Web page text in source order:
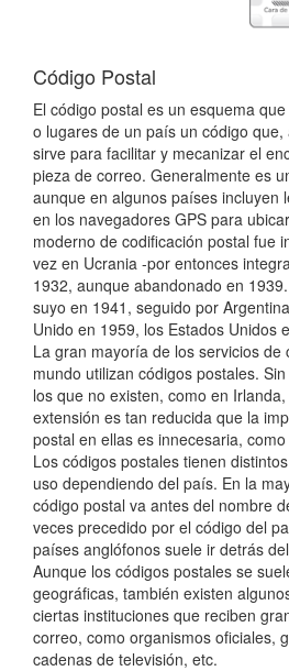
Código Postal
El código postal es un esquema
o lugares de un país un código
sirve para facilitar y mecanizar el
pieza de correo. Generalmente es
aunque en algunos países incluyen
en los navegadores GPS para
moderno de codificación postal fue
vez en Ucrania -por entonces
1932, aunque abandonado en
suyo en 1941, seguido por
Unido en 1959, los Estados Unidos
La gran mayoría de los servicios de
mundo utilizan códigos postales.
los que no existen, como en
extensión es tan reducida que la
postal en ellas es innecesaria,
Los códigos postales tienen
uso dependiendo del país. En la
código postal va antes del nombre
veces precedido por el código del
países anglófonos suele ir detrás
Aunque los códigos postales se
geográficas, también existen
ciertas instituciones que reciben
correo, como organismos oficiales,
cadenas de televisión, etc.